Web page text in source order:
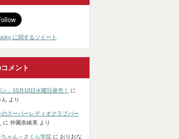
に関するツイート
メント
ン」10月10日火曜日発売！
に
ん より
のスーパーレディオクラブパー
に 外園奈緒美 より
ちゃん～さくら学院 に おりおな